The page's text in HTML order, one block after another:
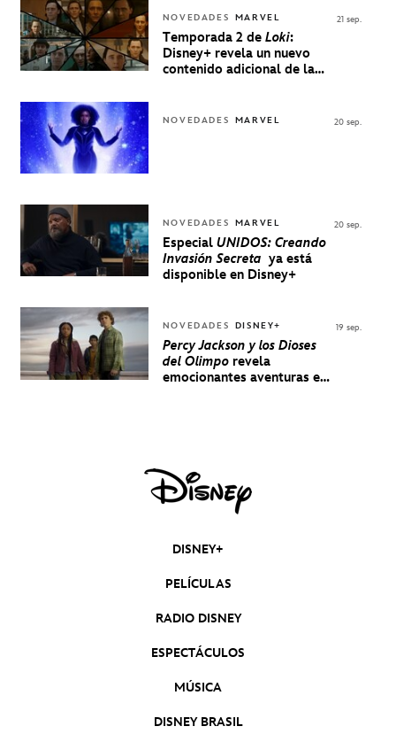
NOVEDADES MARVEL
Temporada 2 de Loki:
Disney+ revela un nuevo
contenido adicional de la
21 sep.
NOVEDADES MARVEL 20 sep.
NOVEDADES MARVEL
Especial UNIDOS: Creando
Invasión Secreta ya está
disponible en Disney+
20 sep.
NOVEDADES DISNEY+
Percy Jackson y los Dioses
del Olimporevela
emocionantes aventuras en
19 sep.
DISNEY+
PELÍCULAS
RADIO DISNEY
ESPECTÁCULOS
MÚSICA
DISNEY BRASIL